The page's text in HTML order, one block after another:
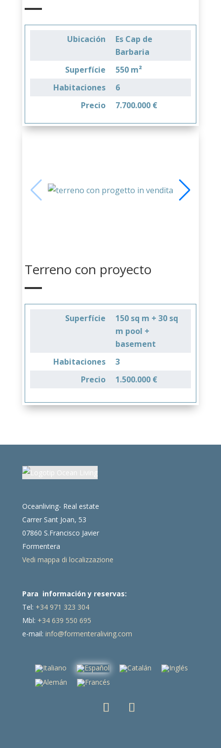
Ubicación
Es Cap de
Barbaria
Superfície
550 m²
Habitaciones
6
Precio
7.700.000 €
Terreno con proyecto
Superfície
150 sq m + 30 sq
m pool +
basement
Habitaciones
3
Precio
1.500.000 €
Oceanliving- Real estate
Carrer Sant Joan, 53
07860 S.Francisco Javier
Formentera
Vedi mappa di localizzazione
Para información y reservas:
Tel: +34 971 323 304
Mbl: +34 639 550 695
e-mail: info@formenteraliving.com